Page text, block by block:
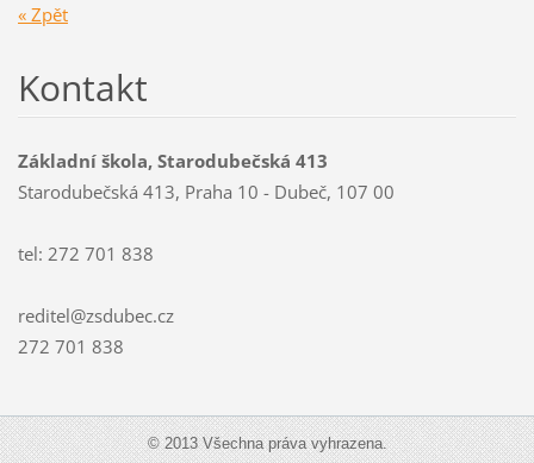
« Zpět
Kontakt
Základní škola, Starodubečská 413
Starodubečská 413, Praha 10 - Dubeč, 107 00
tel: 272 701 838
reditel@zsdubec.cz
272 701 838
© 2013 Všechna práva vyhrazena.